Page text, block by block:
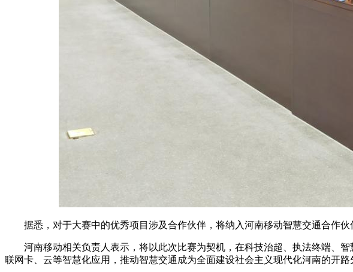
据悉，对于大赛中的优秀项目涉及合作伙伴，将纳入河南移动智慧交通合作伙
河南移动相关负责人表示，将以此次比赛为契机，在科技治超、执法终端、智
联网卡、云等智慧化应用，推动智慧交通成为全面建设社会主义现代化河南的开路